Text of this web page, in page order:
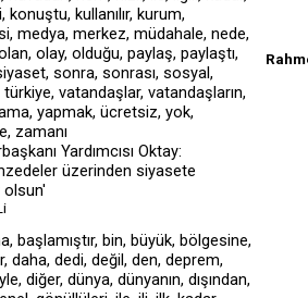
Yardımcısı Oktay:
üzerinden siyasete
olsun'